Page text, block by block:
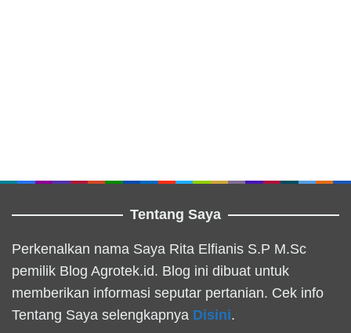
Tentang Saya
Perkenalkan nama Saya Rita Elfianis S.P M.Sc
pemilik Blog Agrotek.id. Blog ini dibuat untuk
memberikan informasi seputar pertanian. Cek info
Tentang Saya selengkapnya Disini.